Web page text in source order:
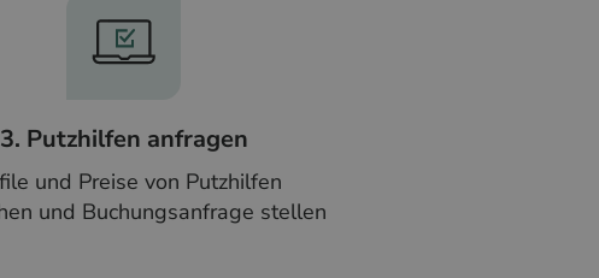
3. Putzhilfen anfragen
und Preise von Putzhilfen
und Buchungsanfrage stellen